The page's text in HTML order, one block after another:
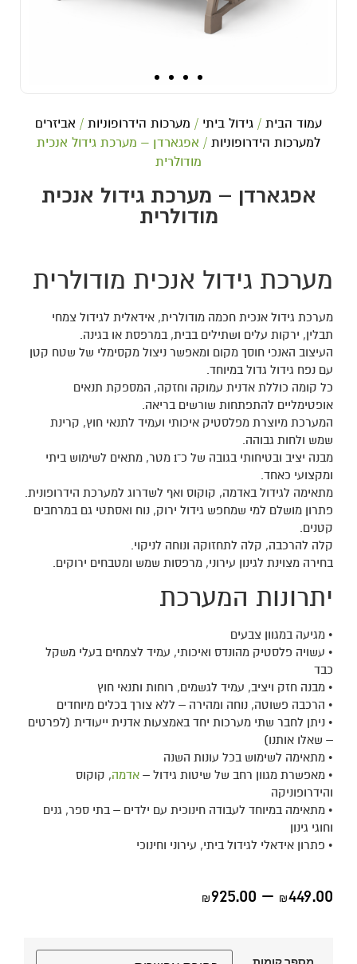
עמוד הבית / גידול ביתי / מערכות הידרופוניות / אביזרים
למערכות הידרופוניות / אפגארדן – מערכת גידול אנכית
מודולרית
אפגארדן – מערכת גידול אנכית
מודולרית
מערכת גידול אנכית מודולרית
מערכת גידול אנכית חכמה מודולרית, אידאלית לגידול צמחי
תבלין, ירקות עלים ושתילים בבית, במרפסת או בגינה.
העיצוב האנכי חוסך מקום ומאפשר ניצול מקסימלי של שטח קטן
עם נפח גידול גדול במיוחד.
כל קומה כוללת אדנית עמוקה וחזקה, המספקת תנאים
אופטימליים להתפתחות שורשים בריאה.
המערכת מיוצרת מפלסטיק איכותי ועמיד לתנאי חוץ, קרינת
שמש ולחות גבוהה.
מבנה יציב ובטיחותי בגובה של כ־1 מטר, מתאים לשימוש ביתי
ומקצועי כאחד.
מתאימה לגידול באדמה, קוקוס ואף לשדרוג למערכת הידרופונית.
פתרון מושלם למי שמחפש גידול ירוק, נוח ואסתטי גם במרחבים
קטנים.
קלה להרכבה, קלה לתחזוקה ונוחה לניקוי.
בחירה מצוינת לגינון עירוני, מרפסות שמש ומטבחים ירוקים.
יתרונות המערכת
• מגיעה במגוון צבעים
• עשויה פלסטיק מהונדס ואיכותי, עמיד לצמחים בעלי משקל
כבד
• מבנה חזק ויציב, עמיד לגשמים, רוחות ותנאי חוץ
• הרכבה פשוטה, נוחה ומהירה – ללא צורך בכלים מיוחדים
• ניתן לחבר שתי מערכות יחד באמצעות אדנית ייעודית (לפרטים
– שאלו אותנו)
• מתאימה לשימוש בכל עונות השנה
• מאפשרת מגוון רחב של שיטות גידול – אדמה, קוקוס
והידרופוניקה
• מתאימה במיוחד לעבודה חינוכית עם ילדים – בתי ספר, גנים
וחוגי גינון
• פתרון אידאלי לגידול ביתי, עירוני וחינוכי
₪449.00
–
₪925.00
מספר קומות